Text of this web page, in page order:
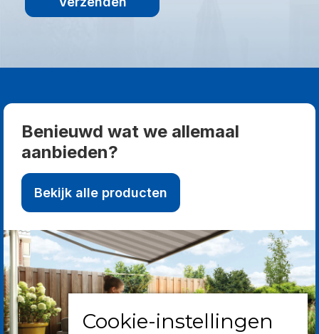
Benieuwd wat we allemaal
aanbieden?
Bekijk alle producten
Cookie-instellingen